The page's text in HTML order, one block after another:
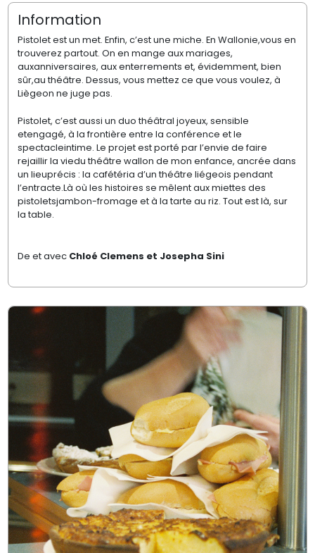
Information
Pistolet est un met. Enfin, c’est une miche. En Wallonie,vous en
trouverez partout. On en mange aux mariages,
auxanniversaires, aux enterrements et, évidemment, bien
sûr,au théâtre. Dessus, vous mettez ce que vous voulez, à
Liègeon ne juge pas.
Pistolet, c’est aussi un duo théâtral joyeux, sensible
etengagé, à la frontière entre la conférence et le
spectacleintime. Le projet est porté par l’envie de faire
rejaillir la viedu théâtre wallon de mon enfance, ancrée dans
un lieuprécis : la cafétéria d’un théâtre liégeois pendant
l’entracte.Là où les histoires se mêlent aux miettes des
pistoletsjambon-fromage et à la tarte au riz. Tout est là, sur
la table.
De et avec Chloé Clemens et Josepha Sini